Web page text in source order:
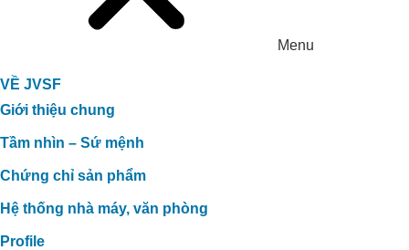
Menu
VỀ JVSF
Giới thiệu chung
Tầm nhìn – Sứ mệnh
Chứng chỉ sản phẩm
Hệ thống nhà máy, văn phòng
Profile